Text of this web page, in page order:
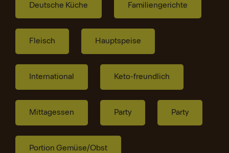
Deutsche Küche Familiengerichte
Fleisch Hauptspeise
International Keto-freundlich
Mittagessen Party Party
Portion Gemüse/Obst